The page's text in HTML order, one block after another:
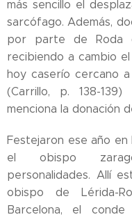
más sencillo el
sarcófago. Además,
por parte de Roda
recibiendo a cambio
hoy caserío cercano
(Carrillo, p. 138-
menciona la donación
Festejaron ese año
el obispo
personalidades. Allí
obispo de Lérida-
Barcelona, el